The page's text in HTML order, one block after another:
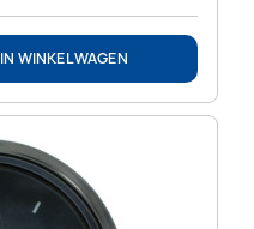
IN WINKELWAGEN